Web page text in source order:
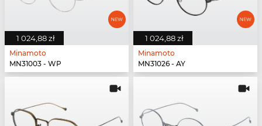
1 024,88 zł
Minamoto
MN31003 - WP
1 024,88 zł
Minamoto
MN31026 - AY